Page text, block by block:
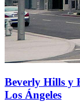
Beverly Hills y
Los Ángeles